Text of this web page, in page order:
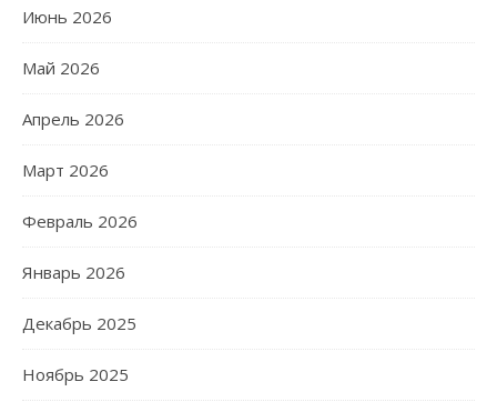
Июнь 2026
Май 2026
Апрель 2026
Март 2026
Февраль 2026
Январь 2026
Декабрь 2025
Ноябрь 2025